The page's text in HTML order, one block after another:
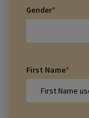
Gender*
First Name*